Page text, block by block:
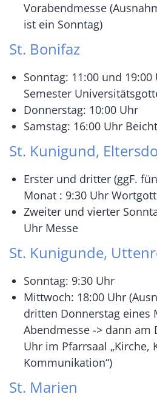
Vorabendmesse
ist ein Sonntag)
St. Bonifaz
Sonntag: 11:00 und
Semester
Donnerstag: 10:00 Uhr
Samstag: 16:00 Uhr
St. Kunigund,
Erster und dritter (ggF.
Monat : 9:30 Uhr
Zweiter und vierter
Uhr Messe
St. Kunigunde,
Sonntag: 9:30 Uhr
Mittwoch: 18:00 Uhr
dritten Donnerstag eines
Abendmesse -> dann am
Uhr im Pfarrsaal „Kirche,
Kommunikation“)
St. Marien